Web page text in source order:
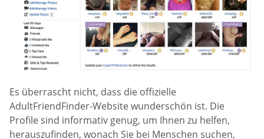
Es überrascht nicht, dass die offizielle
AdultFriendFinder-Website wunderschön ist. Die
Profile sind informativ genug, um Ihnen zu helfen,
herauszufinden, wonach Sie bei Menschen suchen,